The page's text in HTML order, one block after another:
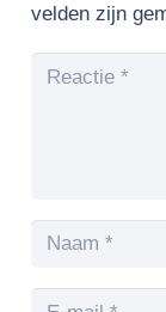
velden zijn